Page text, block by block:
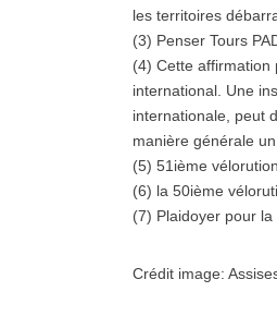
les territoires
(3) Penser Tours
(4) Cette affirmation
international. Une
internationale, peut
manière générale
(5) 51ième
(6) la 50ième
(7) Plaidoyer pour
Crédit image: